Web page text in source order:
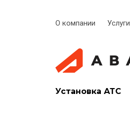
О компании Услуги
Установка АТС